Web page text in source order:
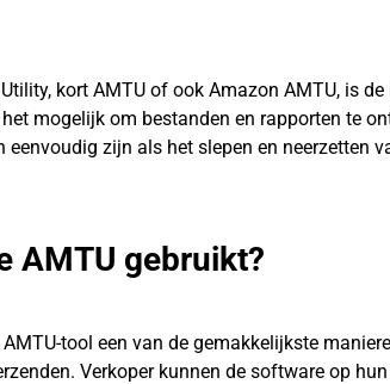
kort AMTU of ook Amazon AMTU, is
mogelijk om bestanden en rapporten te
zijn als het slepen en neerzetten
AMTU gebruikt?
tool een van de gemakkelijkste
Verkoper kunnen de software op